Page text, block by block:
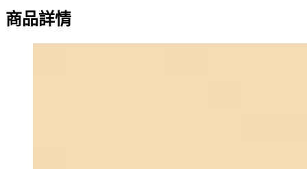
商品詳情